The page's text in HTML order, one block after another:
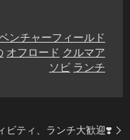
ンチャーフィールド
オフロード クルマア
ソビ ランチ
ビティ、ランチ大歓迎❣️